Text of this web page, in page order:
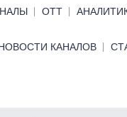
ОТТ
КАНАЛОВ